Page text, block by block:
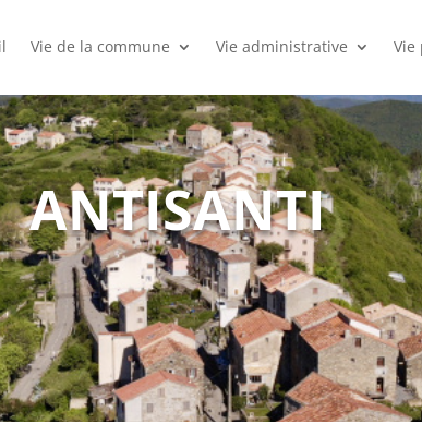
Vie de la commune Vie administrative Vie
ANTISANTI